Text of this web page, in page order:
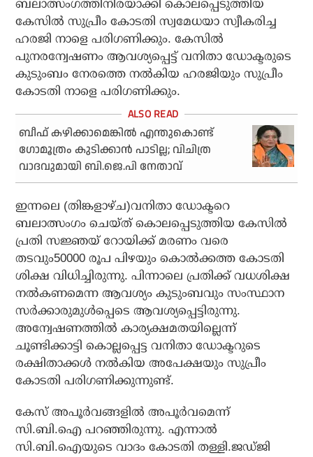
ബലാത്സംഗത്തിനിരയാക്കി കൊലപ്പെടുത്തിയ
കേസില്‍ സുപ്രീം കോടതി സ്വമേധയാ സ്വീകരിച്ച
ഹരജി നാളെ പരിഗണിക്കും. കേസില്‍
പുനരന്വേഷണം ആവശ്യപ്പെട്ട് വനിതാ ഡോക്ടരുടെ
കുടുംബം നേരത്തെ നല്‍കിയ ഹരജിയും സുപ്രീം
കോടതി നാളെ പരിഗണിക്കും.
ബീഫ് കഴിക്കാമെങ്കില്‍ എന്തുകൊണ്ട്
ഗോമൂത്രം കുടിക്കാന്‍ പാടില്ല; വിചിത്ര
വാദവുമായി ബി.ജെ.പി നേതാവ്
ഇന്നലെ (തിങ്കളാഴ്ച)വനിതാ ഡോക്ടറെ
ബലാത്സംഗം ചെയ്ത് കൊലപ്പെടുത്തിയ കേസില്‍
പ്രതി സജ്ഞയ് റോയിക്ക് മരണം വരെ
തടവും50000 രൂപ പിഴയും കൊല്‍ക്കത്ത കോടതി
ശിക്ഷ വിധിച്ചിരുന്നു. പിന്നാലെ പ്രതിക്ക് വധശിക്ഷ
നല്‍കണമെന്ന ആവശ്യം കുടുംബവും സംസ്ഥാന
സര്‍ക്കാരുമുള്‍പ്പെടെ ആവശ്യപ്പെട്ടിരുന്നു.
അന്വേഷണത്തില്‍ കാര്യക്ഷമതയില്ലെന്ന്
ചൂണ്ടിക്കാട്ടി കൊല്ലപ്പെട്ട വനിതാ ഡോക്ടറുടെ
രക്ഷിതാക്കള്‍ നല്‍കിയ അപേക്ഷയും സുപ്രീം
കോടതി പരിഗണിക്കുന്നുണ്ട്.
കേസ് അപൂര്‍വങ്ങളില്‍ അപൂര്‍വമെന്ന്
സി.ബി.ഐ പറഞ്ഞിരുന്നു. എന്നാല്‍
സി.ബി.ഐയുടെ വാദം കോടതി തള്ളി.ജഡ്ജി